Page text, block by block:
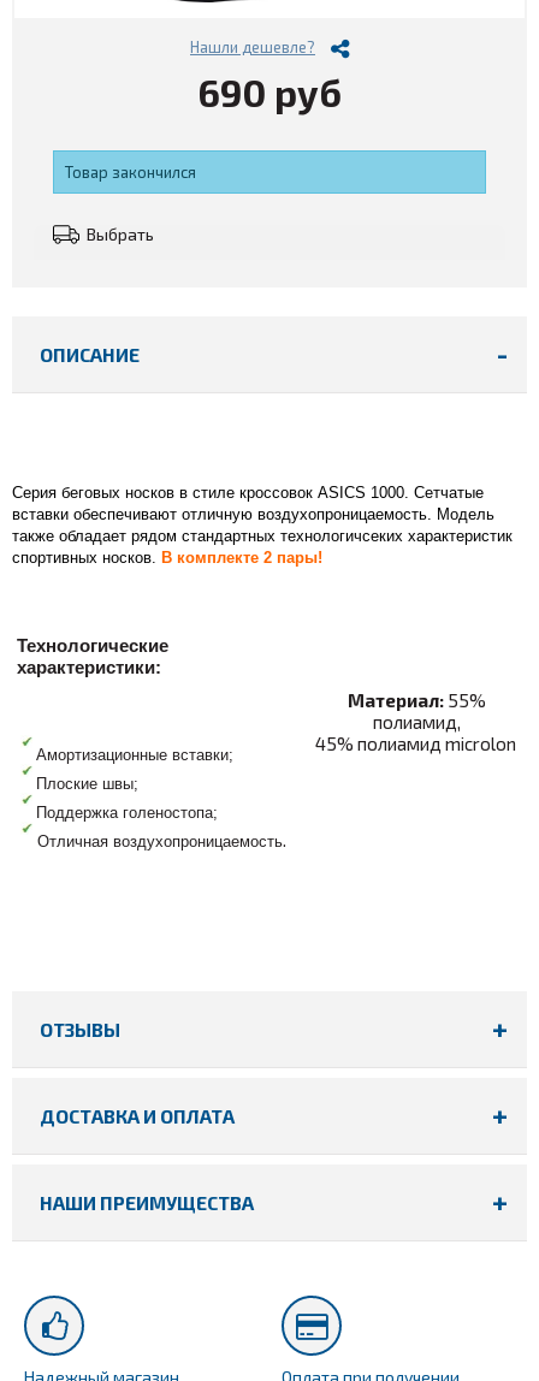
Нашли дешевле?
690 руб
Товар закончился
Выбрать
ОПИСАНИЕ
Серия беговых носков в стиле кроссовок ASICS 1000. Сетчатые
вставки обеспечивают отличную воздухопроницаемость. Модель
также обладает рядом стандартных технологичсеких характеристик
спортивных носков.
В комплекте 2 пары!
Технологические
характеристики:
Амортизационные вставки;
Плоские швы;
Поддержка голеностопа;
Отличная воздухопроницаемость.
Материал: 55%
полиамид,
45% полиамид microlon
ОТЗЫВЫ
ДОСТАВКА И ОПЛАТА
НАШИ ПРЕИМУЩЕСТВА
Надежный магазин
Оплата при получении